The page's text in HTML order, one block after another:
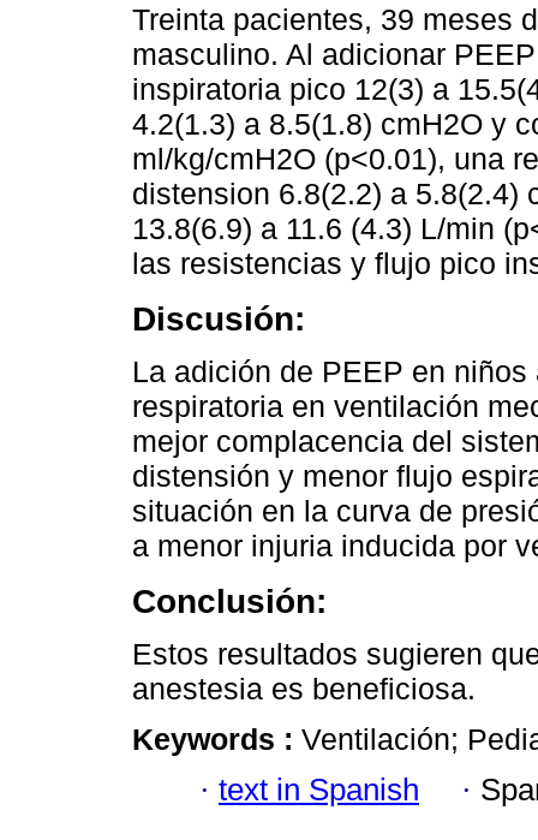
Treinta pacientes, 39 meses
masculino. Al adicionar
inspiratoria pico 12(3) a
4.2(1.3) a 8.5(1.8) cmH2O y
ml/kg/cmH2O (p<0.01), una
distension 6.8(2.2) a 5.8(2.4)
13.8(6.9) a 11.6 (4.3) L/min
las resistencias y flujo pico
Discusión:
La adición de PEEP en
respiratoria en ventilación
mejor complacencia del
distensión y menor flujo
situación en la curva de
a menor injuria inducida por
Conclusión:
Estos resultados sugieren
anestesia es beneficiosa.
Keywords : Ventilación;
· text in Spanish ·